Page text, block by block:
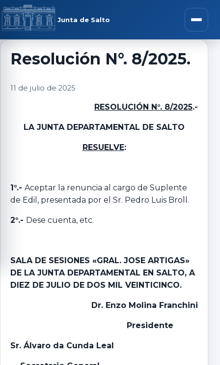
Saltar al contenido
Junta de Salto Abrir
menú
Resolución N°. 8/2025.
11 de julio de 2025
RESOLUCIÓN N°. 8/2025.-
LA JUNTA DEPARTAMENTAL DE SALTO
RESUELVE:
1°.- Aceptar la renuncia al cargo de Suplente
de Edil, presentada por el Sr. Pedro Luis Broll.
2°.- Dese cuenta, etc.
SALA DE SESIONES «GRAL. JOSE ARTIGAS»
DE LA JUNTA DEPARTAMENTAL EN SALTO, A
DIEZ DE JULIO DE DOS MIL VEINTICINCO.
Dr. Enzo Molina Franchini
Presidente
Sr. Álvaro da Cunda Leal